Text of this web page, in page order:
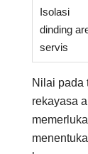
Isolasi
dinding
servis
Nilai pada
rekayasa